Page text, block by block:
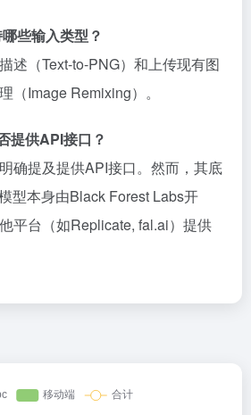
些输入类型？
述（Text-to-PNG）和上传现有图
（Image Remixing）。
提供API接口？
确提及提供API接口。然而，其底
型本身由Black Forest Labs开
平台（如Replicate, fal.ai）提供